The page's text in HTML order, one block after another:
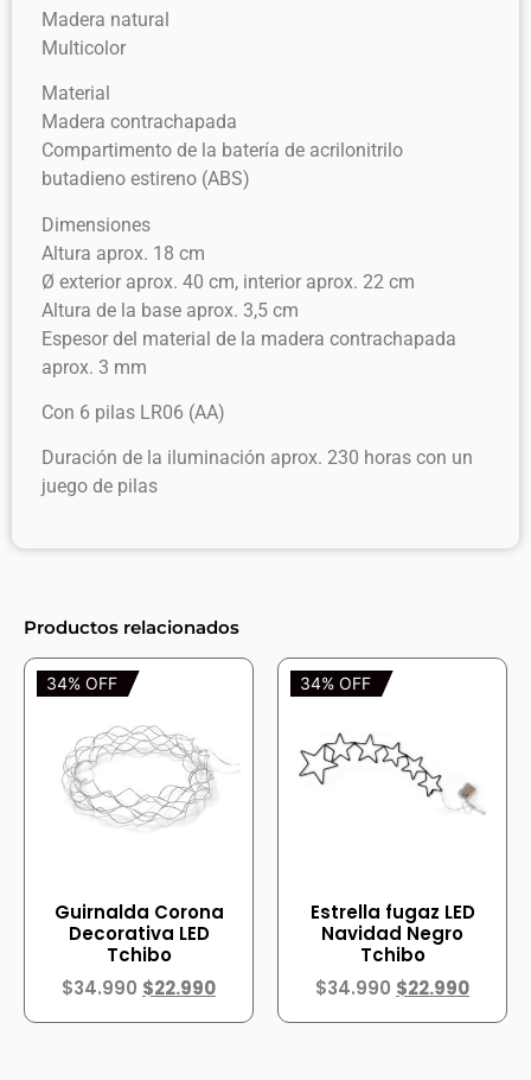
Madera natural
Multicolor
Material
Madera contrachapada
Compartimento de la batería de acrilonitrilo
butadieno estireno (ABS)
Dimensiones
Altura aprox. 18 cm
Ø exterior aprox. 40 cm, interior aprox. 22 cm
Altura de la base aprox. 3,5 cm
Espesor del material de la madera contrachapada
aprox. 3 mm
Con 6 pilas LR06 (AA)
Duración de la iluminación aprox. 230 horas con un
juego de pilas
Productos relacionados
34% OFF
Guirnalda Corona
Decorativa LED
Tchibo
$34.990 $22.990
34% OFF
Estrella fugaz LED
Navidad Negro
Tchibo
$34.990 $22.990